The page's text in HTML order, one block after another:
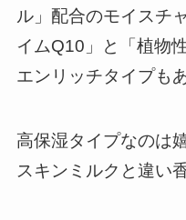
ル」配合のモイスチ
イムQ10」と「植物
エンリッチタイプも
高保湿タイプなのは
スキンミルクと違い